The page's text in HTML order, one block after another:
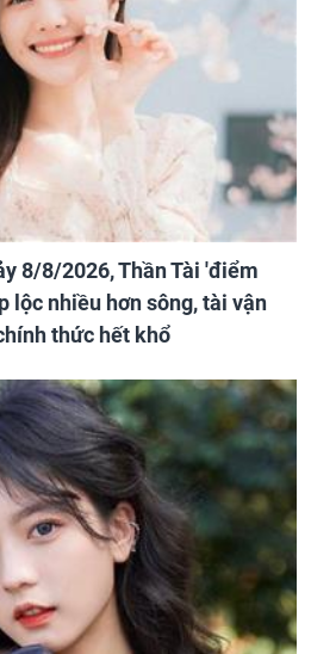
8/8/2026, Thần Tài 'điểm
lộc nhiều hơn sông, tài vận
thức hết khổ